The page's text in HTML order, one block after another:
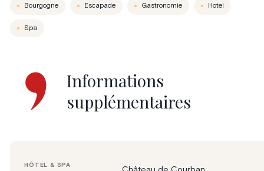
Bourgogne Escapade Gastronomie Hotel
Spa
Informations
supplémentaires
HÔTEL & SPA